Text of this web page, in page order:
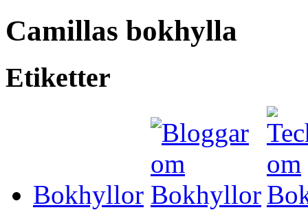
Camillas bokhylla
Etiketter
Bokhyllor